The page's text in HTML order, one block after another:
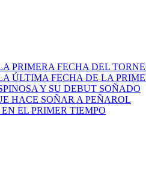
PRIMERA FECHA DEL
ÚLTIMA FECHA DE LA
Y SU DEBUT SOÑADO
HACE SOÑAR A PEÑAROL
EL PRIMER TIEMPO